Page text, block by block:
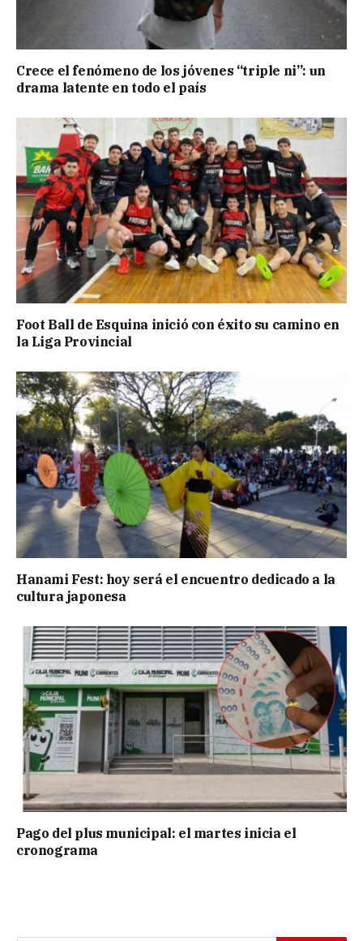
Crece el fenómeno de los jóvenes “triple ni”: un
drama latente en todo el país
Foot Ball de Esquina inició con éxito su camino en
la Liga Provincial
Hanami Fest: hoy será el encuentro dedicado a la
cultura japonesa
Pago del plus municipal: el martes inicia el
cronograma